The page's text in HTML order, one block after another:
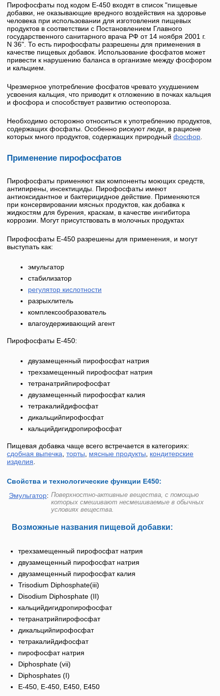
Пирофосфаты под кодом Е-450 входят в список "пищевые
добавки, не оказывающие вредного воздействия на здоровье
человека при использовании для изготовления пищевых
продуктов в соответствии с Постановлением Главного
государственного санитарного врача РФ от 14 ноября 2001 г.
N 36". То есть пирофосфаты разрешены для применения в
качестве пищевых добавок. Использование фосфатов может
привести к нарушению баланса в организме между фосфором
и кальцием.
Чрезмерное употребление фосфатов чревато ухудшением
усвоения кальция, что приводит к отложению в почках кальция
и фосфора и способствует развитию остеопороза.
Необходимо осторожно относиться к употреблению продуктов,
содержащих фосфаты. Особенно рискуют люди, в рационе
которых много продуктов, содержащих природный фосфор.
Применение пирофосфатов
Пирофосфаты применяют как компоненты моющих средств,
антипирены, инсектициды. Пирофосфаты имеют
антиоксидантное и бактерицидное действие. Применяются
при консервировании мясных продуктов, как добавка к
жидкостям для бурения, краскам, в качестве ингибитора
коррозии. Могут присутствовать в молочных продуктах
Пирофосфаты Е-450 разрешены для применения, и могут
выступать как:
эмульгатор
стабилизатор
регулятор кислотности
разрыхлитель
комплексообразователь
влагоудерживающий агент
Пирофосфаты Е-450:
двузамещенный пирофосфат натрия
трехзамещенный пирофосфат натрия
тетранатрийпирофосфат
двузамещенный пирофосфат калия
тетракалийдифосфат
дикальцийпирофосфат
кальцийдигидропирофосфат
Пищевая добавка чаще всего встречается в категориях:
сдобная выпечка торты мясные продукты
кондитерские
изделия
Свойства и технологические функции Е450:
Эмульгатор: Поверхностно-активные вещества, с помощью
которых смешивают несмешиваемые в обычных
условиях вещества.
Возможные названия пищевой добавки:
трехзамещенный пирофосфат натрия
двузамещенный пирофосфат натрия
двузамещенный пирофосфат калия
Trisodium Diphosphate(iii)
Disodium Diphosphate (II)
кальцийдигидропирофосфат
тетранатрийпирофосфат
дикальцийпирофосфат
тетракалийдифосфат
пирофосфат натрия
Diphosphate (vii)
Diphosphates (I)
Е-450, E-450, Е450, E450